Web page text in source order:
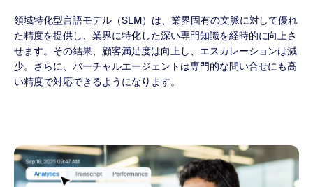
領域特化型言語モデル（SLM）は、業界固有の文脈に対して優れ
た精度を提供し、業界に特化した深い専門知識を経時的に向上さ
せます。その結果、顧客満足度は向上し、エスカレーションは減
少。さらに、バーチャルエージェントは専門的な問い合せにも高
い精度で対応できるようになります。